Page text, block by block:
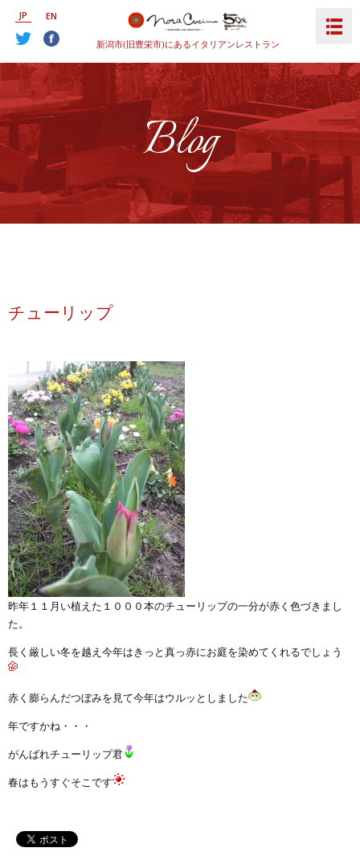
JP EN
新潟市(旧豊栄市)にあるイタリアンレストラン
Blog
チューリップ
昨年１１月い植えた１０００本のチューリップの一分が赤く色づきまし
た。
長く厳しい冬を越え今年はきっと真っ赤にお庭を染めてくれるでしょう
赤く膨らんだつぼみを見て今年はウルッとしました
年ですかね・・・
がんばれチューリップ君
春はもうすぐそこです